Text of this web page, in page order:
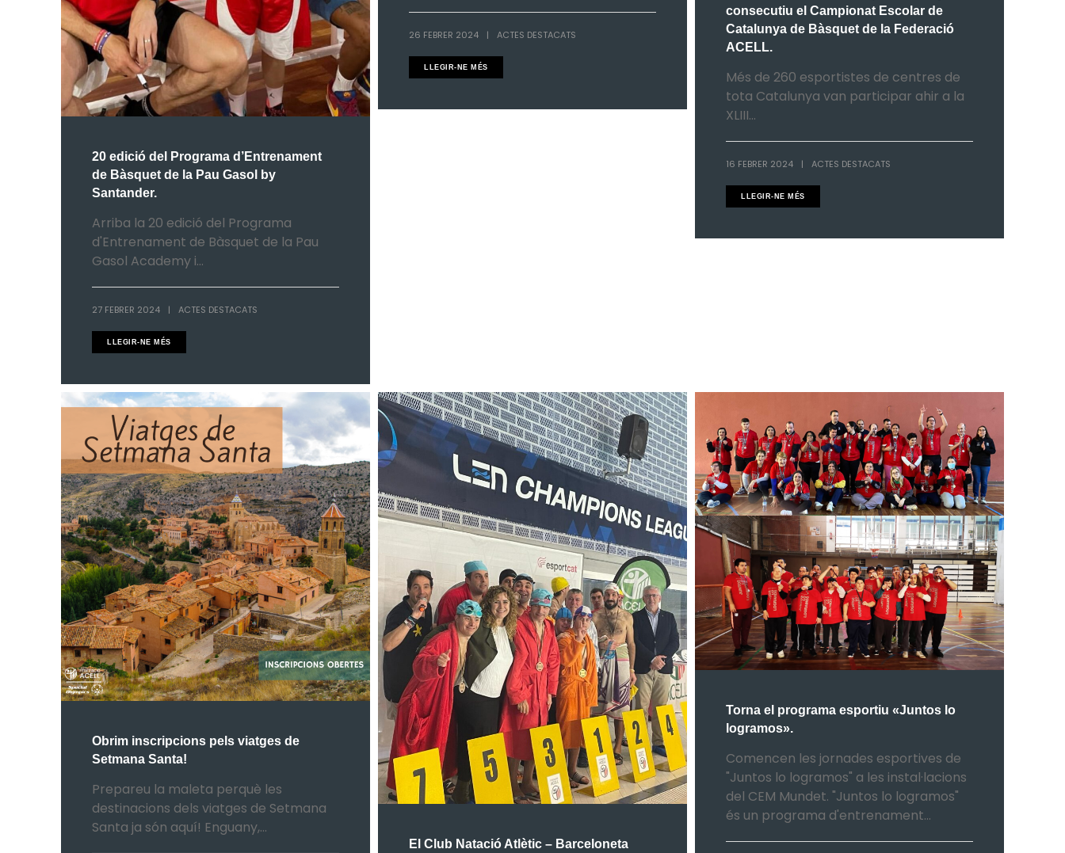
20 edició del Programa d’Entrenament
de Bàsquet de la Pau Gasol by
Santander.
Arriba la 20 edició del Programa
d'Entrenament de Bàsquet de la Pau
Gasol Academy i...
27 FEBRER 2024 | ACTES DESTACATS
LLEGIR-NE MÉS
26 FEBRER 2024 | ACTES DESTACATS
LLEGIR-NE MÉS
consecutiu el Campionat Escolar de
Catalunya de Bàsquet de la Federació
ACELL.
Més de 260 esportistes de centres de
tota Catalunya van participar ahir a la
XLIII...
16 FEBRER 2024 | ACTES DESTACATS
LLEGIR-NE MÉS
Obrim inscripcions pels viatges de
Setmana Santa!
Prepareu la maleta perquè les
destinacions dels viatges de Setmana
Santa ja són aquí! Enguany,...
El Club Natació Atlètic – Barceloneta
Torna el programa esportiu «Juntos lo
logramos».
Comencen les jornades esportives de
"Juntos lo logramos" a les instal·lacions
del CEM Mundet. "Juntos lo logramos"
és un programa d'entrenament...